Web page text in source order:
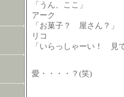
「うん、ここ」
アーク
「お菓子？ 屋さん？」
リコ
「いらっしゃーい！ 見
愛・・・・？(笑)